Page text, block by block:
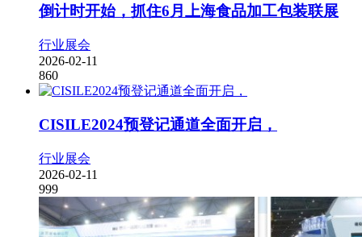
倒计时开始，抓住6月上海食品加工包装联展
行业展会
2026-02-11
860
CISILE2024预登记通道全面开启，
行业展会
2026-02-11
999